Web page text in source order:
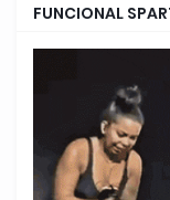
FUNCIONAL